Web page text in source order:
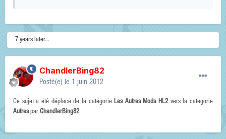
7 years later...
ChandlerBing82
Posté(e) le 1 juin 2012
Ce sujet a été déplacé de la catégorieLes Autres Mods HL2vers la categorie
Autrespar ChandlerBing82